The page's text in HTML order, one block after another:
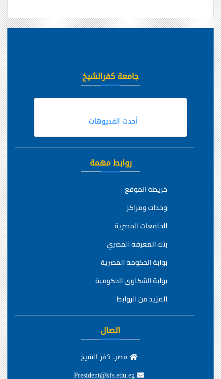
جامعة كفرالشيخ
أحدث الفديوهات
روابط مهمة
خريطة الموقع
وحدات ومراكز
الجامعات المصرية
بنك المعرفة المصري
بوابة الحكومة المصرية
بوابة الشكاوي الحكومية
المزيد من الروابط
اتصال
مصر، كفر الشيخ